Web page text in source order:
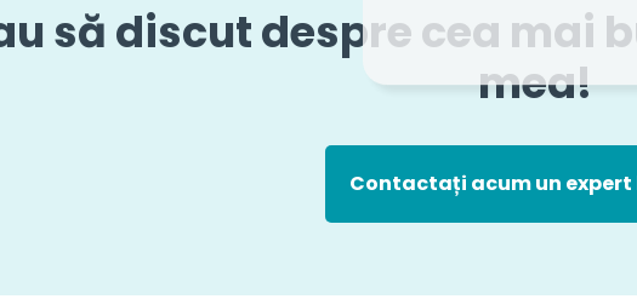
să discut despre cea mai
mea!
Contactați acum un